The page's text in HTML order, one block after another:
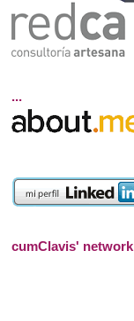
...
cumClavis' network